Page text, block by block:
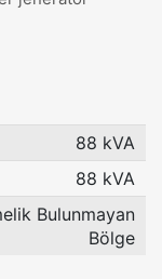
88 kVA
88 kVA
Bulunmayan
Bölge